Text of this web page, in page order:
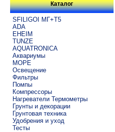
Каталог
SFILIGOI МГ+Т5
ADA
EHEIM
TUNZE
AQUATRONICA
Аквариумы
МОРЕ
Освещение
Фильтры
Помпы
Компрессоры
Нагреватели Термометры
Грунты и декорации
Грунтовая техника
Удобрения и уход
Тесты